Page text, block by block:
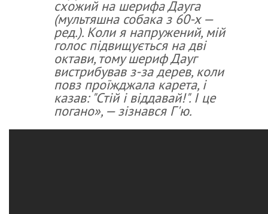
схожий на шерифа Дауга
(мультяшна собака з 60-х —
ред.). Коли я напружений, мій
голос підвищується на дві
октави, тому шериф Дауг
вистрибував з-за дерев, коли
повз проїжджала карета, і
казав: "Стій і віддавай!". І це
погано», — зізнався Г'ю.